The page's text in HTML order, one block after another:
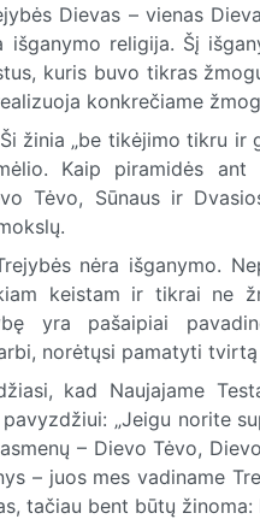
Dievas – vienas
religija. Šį
kuris buvo tikras
konkrečiame
žinia „be tikėjimo tikru
Kaip piramidės ant
Tėvo, Sūnaus ir
nėra išganymo.
keistam ir tikrai ne
yra pašaipiai
norėtųsi pamatyti
kad Naujajame
„Jeigu norite
– Dievo Tėvo,
– juos mes vadiname
tačiau bent būtų